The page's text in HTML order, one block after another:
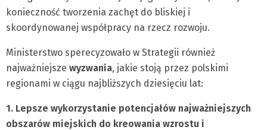
konieczność tworzenia zachęt do bliskiej i
skoordynowanej współpracy na rzecz rozwoju.
Ministerstwo sperecyzowało w Strategii również
najważniejsze wyzwania, jakie stoją przez polskimi
regionami w ciągu najbliższych dziesięciu lat:
1. Lepsze wykorzystanie potencjałów najważniejszych
obszarów miejskich do kreowania wzrostu i